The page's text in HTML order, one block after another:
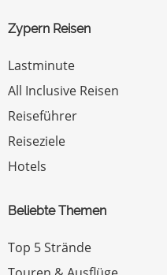
Zypern Reisen
Lastminute
All Inclusive Reisen
Reiseführer
Reiseziele
Hotels
Beliebte Themen
Top 5 Strände